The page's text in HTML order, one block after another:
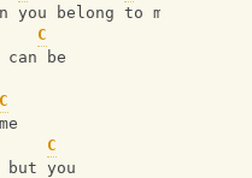
you belong to me
C
be
C
C
you